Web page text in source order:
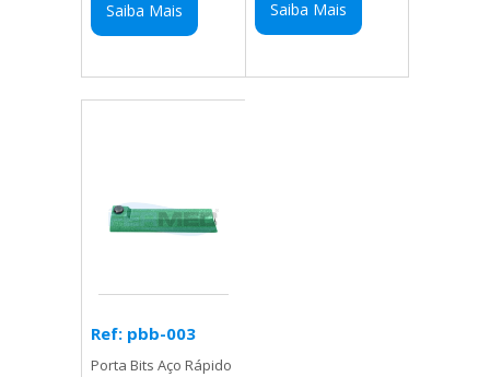
Saiba Mais Saiba Mais
Ref: pbb-003
Porta Bits Aço Rápido